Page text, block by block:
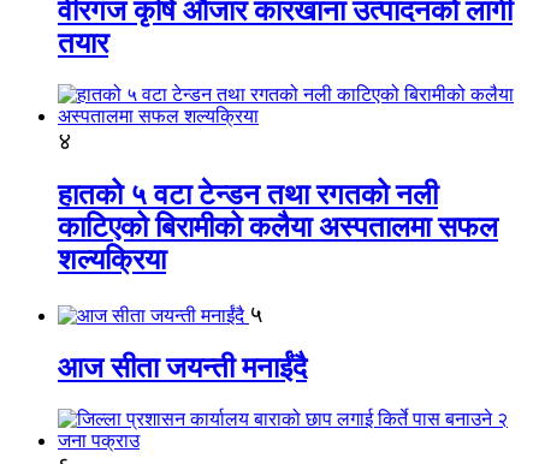
वीरगंज कृषि औजार कारखाना उत्पादनको लागी
तयार
४
हातको ५ वटा टेन्डन तथा रगतको नली
काटिएको बिरामीको कलैया अस्पतालमा सफल
शल्यक्रिया
५
आज सीता जयन्ती मनाईंदै